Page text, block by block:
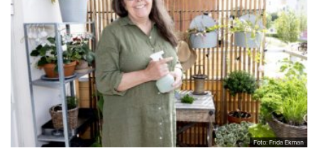
Foto: Frida Ekman